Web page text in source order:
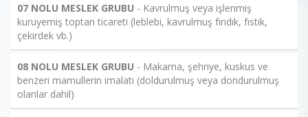
07 NOLU MESLEK GRUBU - Kavrulmuş veya işlenmiş
kuruyemiş toptan ticareti (leblebi, kavrulmuş fındık, fıstık,
çekirdek vb.)
08 NOLU MESLEK GRUBU - Makarna, şehriye, kuskus ve
benzeri mamullerin imalatı (doldurulmuş veya dondurulmuş
olanlar dahil)